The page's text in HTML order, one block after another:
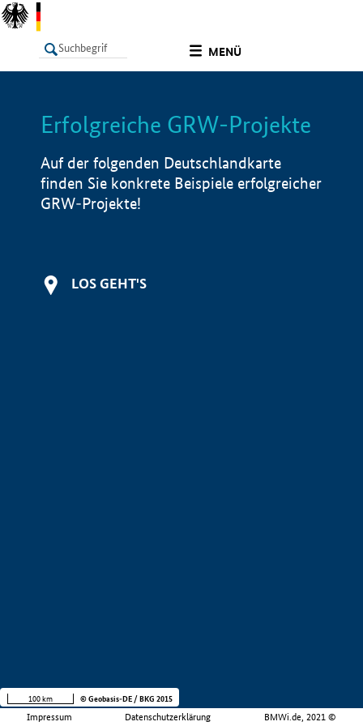
MENÜ
LISTE Info
Erfolgreiche GRW-Projekte
Auf der folgenden Deutschlandkarte
finden Sie konkrete Beispiele erfolgreicher
GRW-Projekte!
LOS GEHT'S
Impressum Datenschutzerklärung BMWi.de, 2021 ©
100 km © Geobasis-DE / BKG 2015